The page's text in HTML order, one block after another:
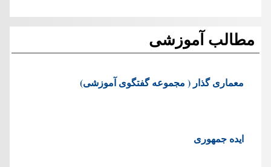
مطالب آموزشی
معماری گذار ( مجموعه گفتگوی آموزشی)
ایده جمهوری